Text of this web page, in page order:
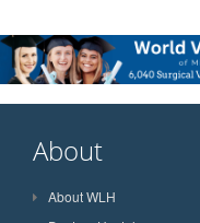
About
About WLH